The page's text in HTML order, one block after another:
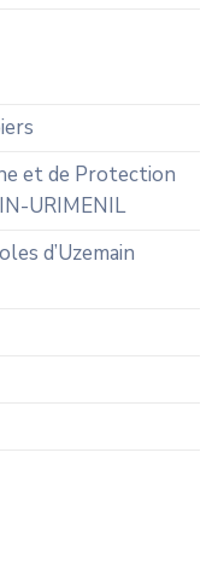
et de Protection
URIMENIL
d’Uzemain